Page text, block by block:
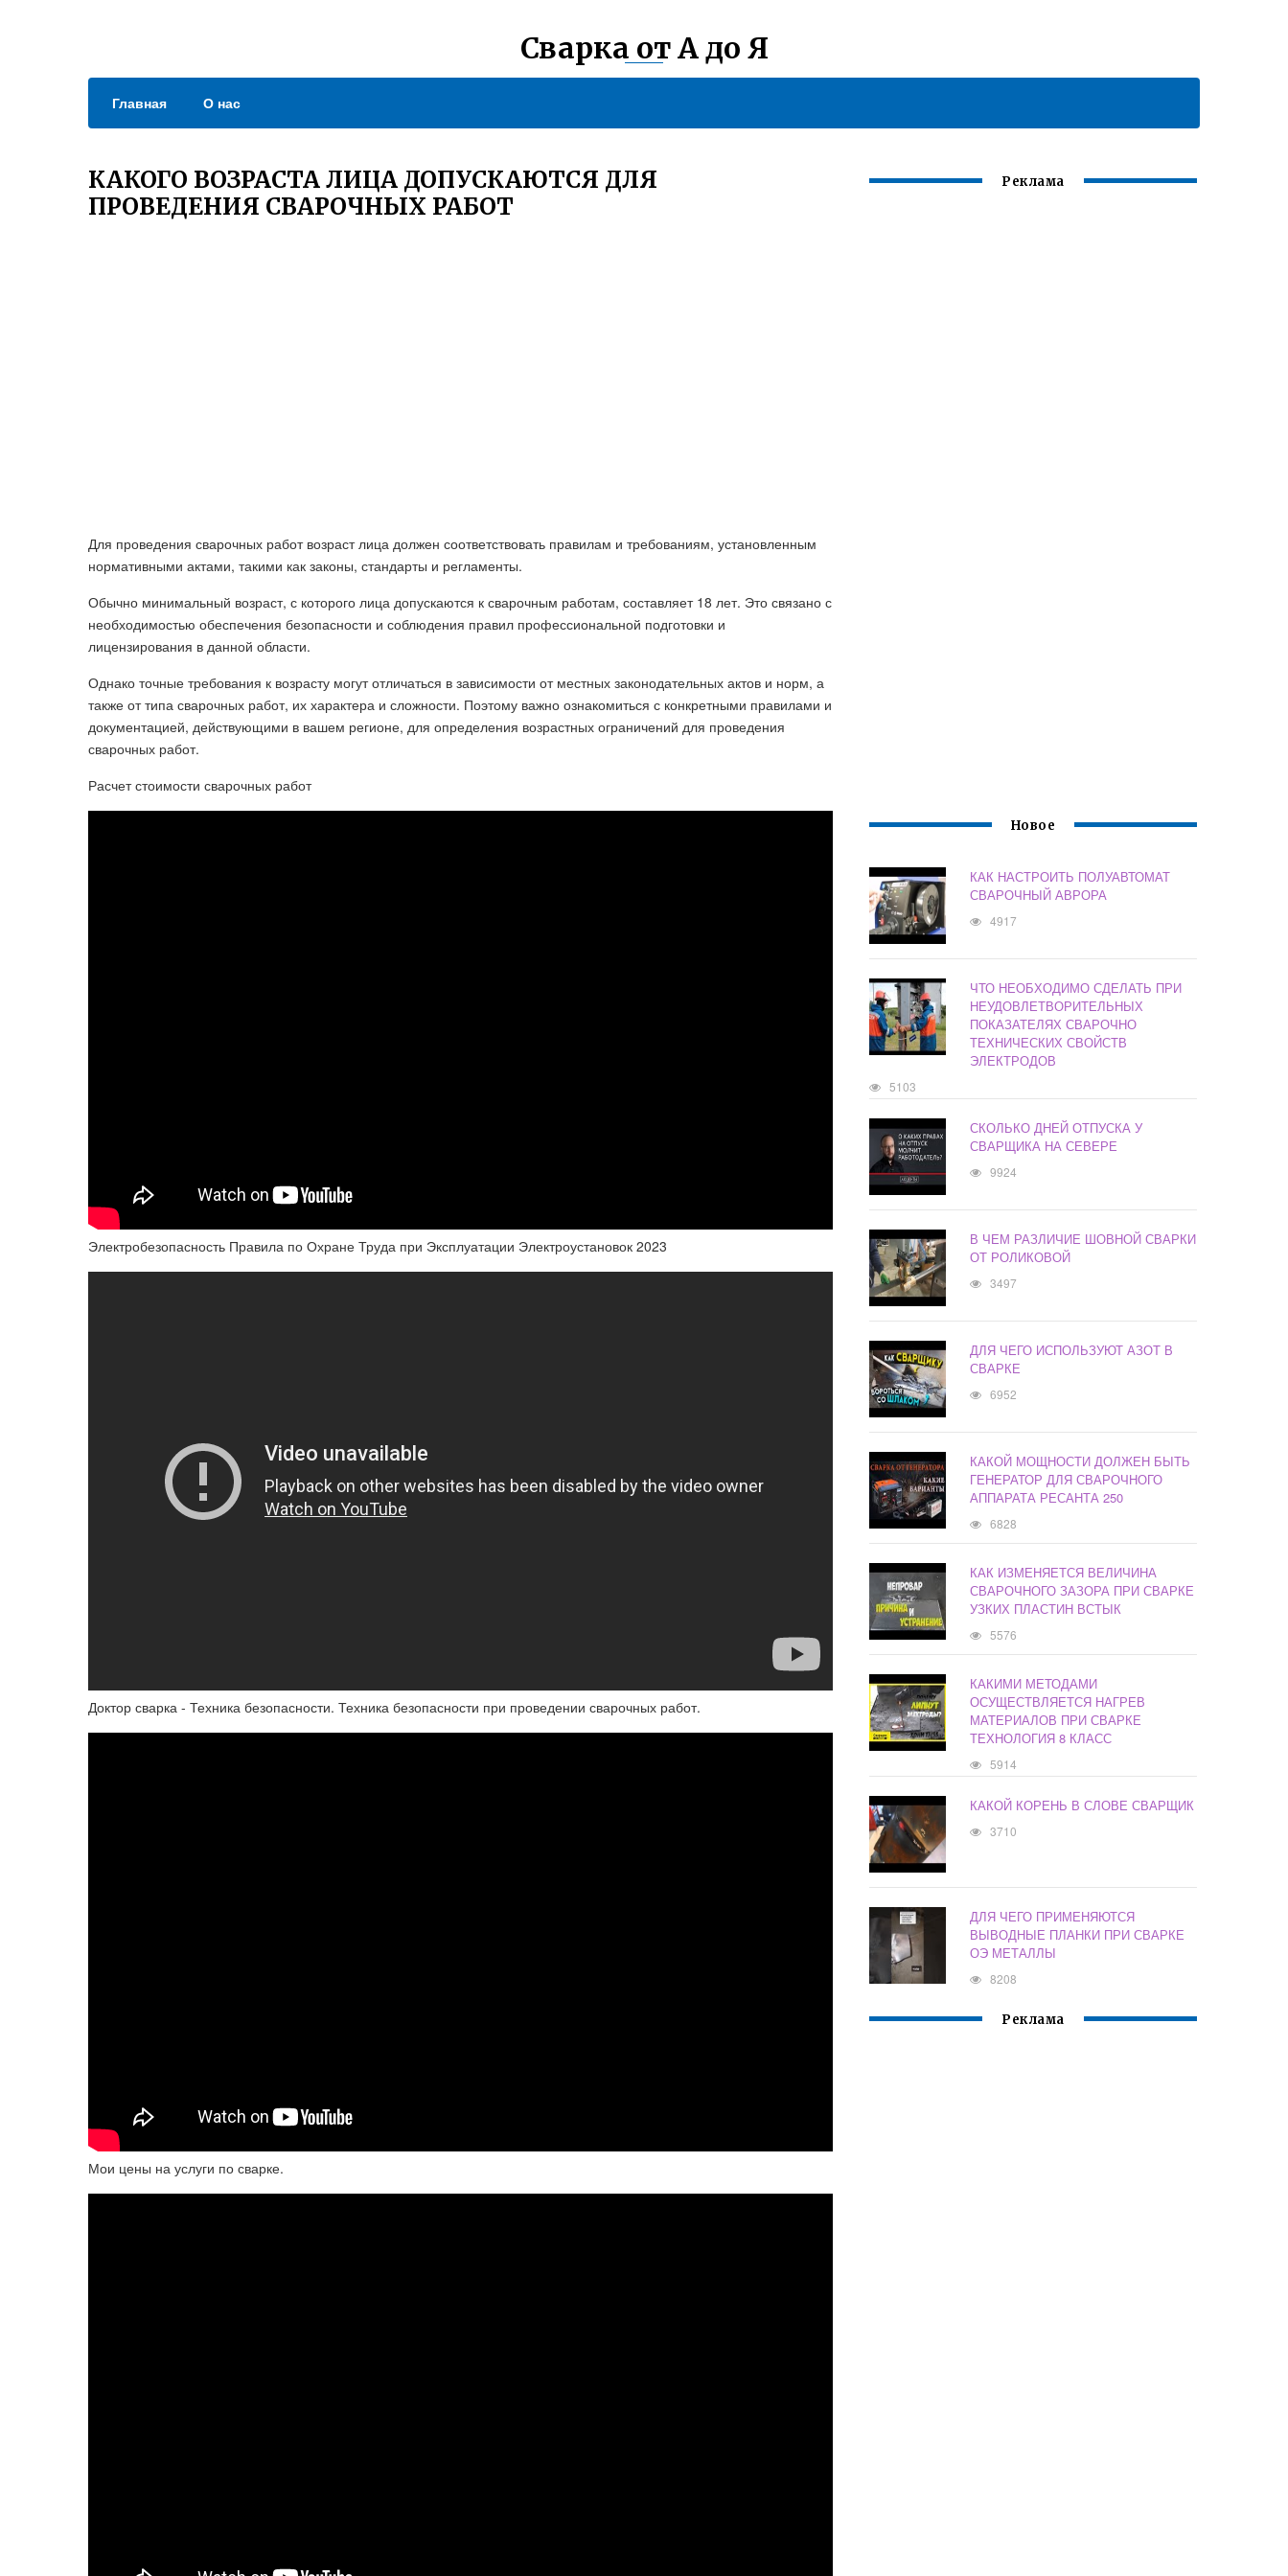
Сварка от А до Я
Главная О нас
КАКОГО ВОЗРАСТА ЛИЦА ДОПУСКАЮТСЯ ДЛЯ
ПРОВЕДЕНИЯ СВАРОЧНЫХ РАБОТ
Для проведения сварочных работ возраст лица должен соответствовать правилам и требованиям, установленным
нормативными актами, такими как законы, стандарты и регламенты.
Обычно минимальный возраст, с которого лица допускаются к сварочным работам, составляет 18 лет. Это связано с
необходимостью обеспечения безопасности и соблюдения правил профессиональной подготовки и
лицензирования в данной области.
Однако точные требования к возрасту могут отличаться в зависимости от местных законодательных актов и норм, а
также от типа сварочных работ, их характера и сложности. Поэтому важно ознакомиться с конкретными правилами и
документацией, действующими в вашем регионе, для определения возрастных ограничений для проведения
сварочных работ.
Расчет стоимости сварочных работ
Электробезопасность Правила по Охране Труда при Эксплуатации Электроустановок 2023
Доктор сварка - Техника безопасности. Техника безопасности при проведении сварочных работ.
Мои цены на услуги по сварке.
Реклама
Новое
КАК НАСТРОИТЬ ПОЛУАВТОМАТ
СВАРОЧНЫЙ АВРОРА
4917
ЧТО НЕОБХОДИМО СДЕЛАТЬ ПРИ
НЕУДОВЛЕТВОРИТЕЛЬНЫХ
ПОКАЗАТЕЛЯХ СВАРОЧНО
ТЕХНИЧЕСКИХ СВОЙСТВ
ЭЛЕКТРОДОВ
5103
СКОЛЬКО ДНЕЙ ОТПУСКА У
СВАРЩИКА НА СЕВЕРЕ
9924
В ЧЕМ РАЗЛИЧИЕ ШОВНОЙ СВАРКИ
ОТ РОЛИКОВОЙ
3497
ДЛЯ ЧЕГО ИСПОЛЬЗУЮТ АЗОТ В
СВАРКЕ
6952
КАКОЙ МОЩНОСТИ ДОЛЖЕН БЫТЬ
ГЕНЕРАТОР ДЛЯ СВАРОЧНОГО
АППАРАТА РЕСАНТА 250
6828
КАК ИЗМЕНЯЕТСЯ ВЕЛИЧИНА
СВАРОЧНОГО ЗАЗОРА ПРИ СВАРКЕ
УЗКИХ ПЛАСТИН ВСТЫК
5576
КАКИМИ МЕТОДАМИ
ОСУЩЕСТВЛЯЕТСЯ НАГРЕВ
МАТЕРИАЛОВ ПРИ СВАРКЕ
ТЕХНОЛОГИЯ 8 КЛАСС
5914
КАКОЙ КОРЕНЬ В СЛОВЕ СВАРЩИК
3710
ДЛЯ ЧЕГО ПРИМЕНЯЮТСЯ
ВЫВОДНЫЕ ПЛАНКИ ПРИ СВАРКЕ
ОЭ МЕТАЛЛЫ
8208
Реклама